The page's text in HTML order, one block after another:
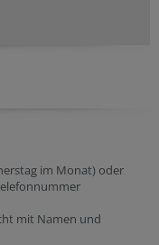
im Monat) oder
mit Namen und